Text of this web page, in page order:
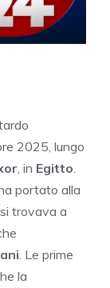
2025, lungo
, in Egitto
portato alla
si trovava a
. Le prime
la